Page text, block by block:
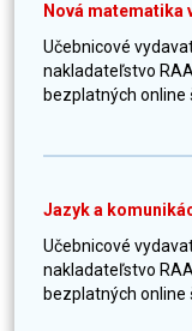
Nová matematika
Učebnicové
nakladateľstvo
bezplatných online
Jazyk a
Učebnicové
nakladateľstvo
bezplatných online